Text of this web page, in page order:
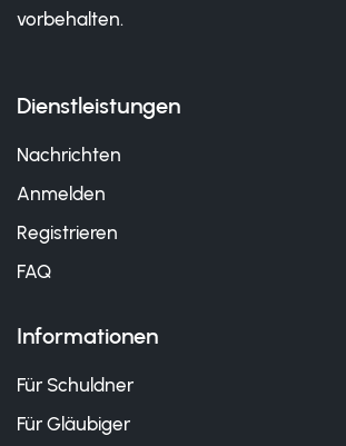
vorbehalten.
Dienstleistungen
Nachrichten
Anmelden
Registrieren
FAQ
Informationen
Für Schuldner
Für Gläubiger